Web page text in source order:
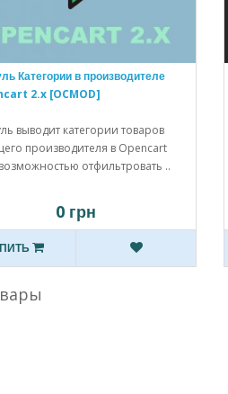
Категории в производителе
2.x [OCMOD]
выводит категории товаров
производителя в Opencart
отфильтровать ..
0 грн